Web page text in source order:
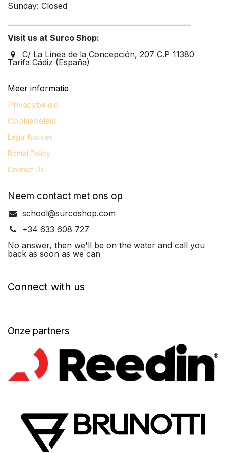
Sunday: Closed
Visit us at Surco Shop:
C/ La Línea de la Concepción, 207 C.P 11380
Tarifa Cádiz (España)
Meer informatie
Privacybeleid
Cookiebeleid
Legal Notices
Rental Policy
Contact Us
Neem contact met ons op
school@surcoshop.com
+34 633 608 727
No answer, then we'll be on the water and call you
back as soon as we can
Connect with us
Onze partners